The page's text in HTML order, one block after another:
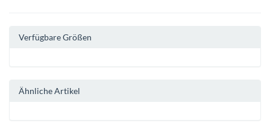
Verfügbare Größen
Ähnliche Artikel